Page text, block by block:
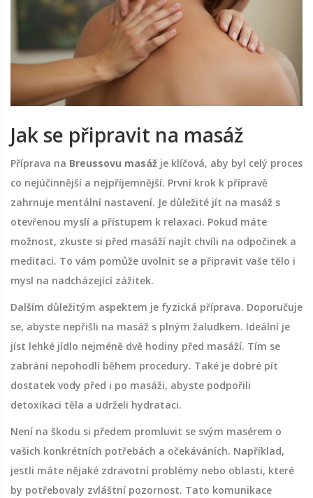
Jak se připravit na masáž
Příprava na Breussovu masáž je klíčová, aby byl celý proces
co nejúčinnější a nejpříjemnější. První krok k přípravě
zahrnuje mentální nastavení. Je důležité jít na masáž s
otevřenou myslí a přístupem k relaxaci. Pokud máte
možnost, zkuste si před masáží najít chvíli na odpočinek a
meditaci. To vám pomůže uvolnit se a připravit vaše tělo i
mysl na nadcházející zážitek.
Dalším důležitým aspektem je fyzická příprava. Doporučuje
se, abyste nepřišli na masáž s plným žaludkem. Ideální je
jíst lehké jídlo nejméně dvě hodiny před masáží. Tím se
zabrání nepohodlí během procedury. Také je dobré pít
dostatek vody před i po masáži, abyste podpořili
detoxikaci těla a udrželi hydrataci.
Není na škodu si předem promluvit se svým masérem o
vašich konkrétních potřebách a očekáváních. Například,
jestli máte nějaké zdravotní problémy nebo oblasti, které
by potřebovaly zvláštní pozornost. Tato komunikace